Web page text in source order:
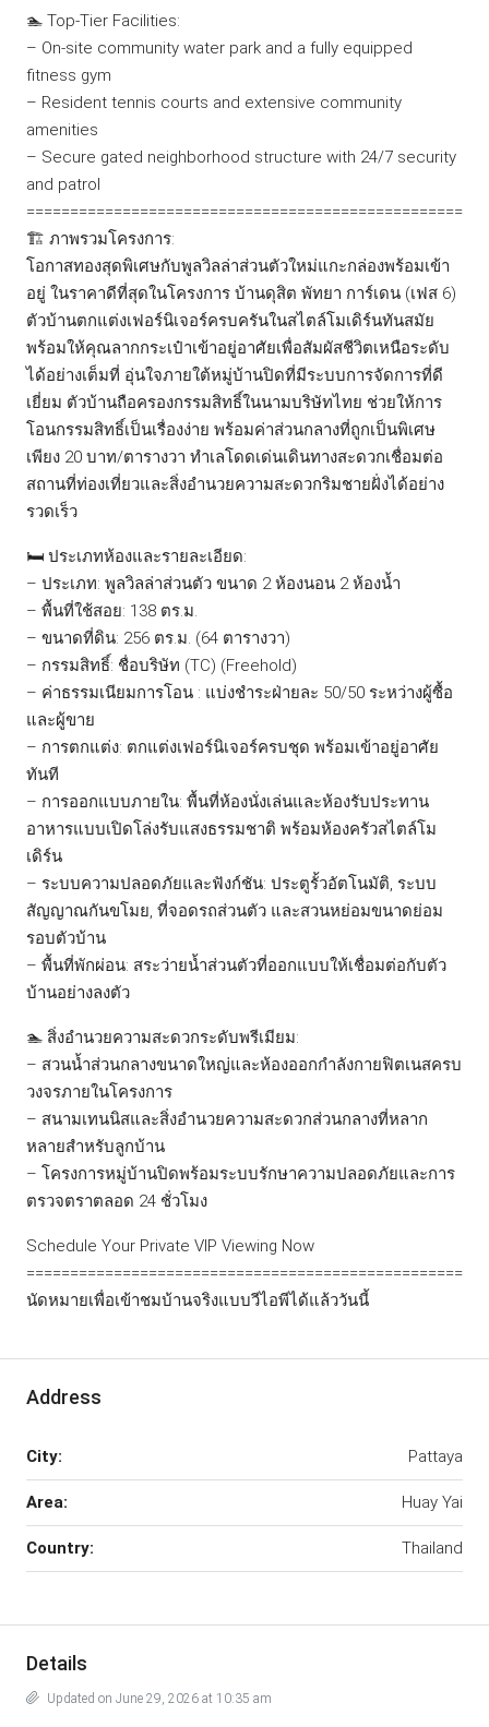
🏊 Top-Tier Facilities:
– On-site community water park and a fully equipped
fitness gym
– Resident tennis courts and extensive community
amenities
– Secure gated neighborhood structure with 24/7 security
and patrol
==================================================
🏗️ ภาพรวมโครงการ:
โอกาสทองสุดพิเศษกับพูลวิลล่าส่วนตัวใหม่แกะกล่องพร้อมเข้า
อยู่ ในราคาดีที่สุดในโครงการ บ้านดุสิต พัทยา การ์เดน (เฟส 6)
ตัวบ้านตกแต่งเฟอร์นิเจอร์ครบครันในสไตล์โมเดิร์นทันสมัย
พร้อมให้คุณลากกระเป๋าเข้าอยู่อาศัยเพื่อสัมผัสชีวิตเหนือระดับ
ได้อย่างเต็มที่ อุ่นใจภายใต้หมู่บ้านปิดที่มีระบบการจัดการที่ดี
เยี่ยม ตัวบ้านถือครองกรรมสิทธิ์ในนามบริษัทไทย ช่วยให้การ
โอนกรรมสิทธิ์เป็นเรื่องง่าย พร้อมค่าส่วนกลางที่ถูกเป็นพิเศษ
เพียง 20 บาท/ตารางวา ทำเลโดดเด่นเดินทางสะดวกเชื่อมต่อ
สถานที่ท่องเที่ยวและสิ่งอำนวยความสะดวกริมชายฝั่งได้อย่าง
รวดเร็ว
🛏️ ประเภทห้องและรายละเอียด:
– ประเภท: พูลวิลล่าส่วนตัว ขนาด 2 ห้องนอน 2 ห้องน้ำ
– พื้นที่ใช้สอย: 138 ตร.ม.
– ขนาดที่ดิน: 256 ตร.ม. (64 ตารางวา)
– กรรมสิทธิ์: ชื่อบริษัท (TC) (Freehold)
– ค่าธรรมเนียมการโอน : แบ่งชำระฝ่ายละ 50/50 ระหว่างผู้ซื้อ
และผู้ขาย
– การตกแต่ง: ตกแต่งเฟอร์นิเจอร์ครบชุด พร้อมเข้าอยู่อาศัย
ทันที
– การออกแบบภายใน: พื้นที่ห้องนั่งเล่นและห้องรับประทาน
อาหารแบบเปิดโล่งรับแสงธรรมชาติ พร้อมห้องครัวสไตล์โม
เดิร์น
– ระบบความปลอดภัยและฟังก์ชัน: ประตูรั้วอัตโนมัติ, ระบบ
สัญญาณกันขโมย, ที่จอดรถส่วนตัว และสวนหย่อมขนาดย่อม
รอบตัวบ้าน
– พื้นที่พักผ่อน: สระว่ายน้ำส่วนตัวที่ออกแบบให้เชื่อมต่อกับตัว
บ้านอย่างลงตัว
🏊 สิ่งอำนวยความสะดวกระดับพรีเมียม:
– สวนน้ำส่วนกลางขนาดใหญ่และห้องออกกำลังกายฟิตเนสครบ
วงจรภายในโครงการ
– สนามเทนนิสและสิ่งอำนวยความสะดวกส่วนกลางที่หลาก
หลายสำหรับลูกบ้าน
– โครงการหมู่บ้านปิดพร้อมระบบรักษาความปลอดภัยและการ
ตรวจตราตลอด 24 ชั่วโมง
Schedule Your Private VIP Viewing Now
==================================================
นัดหมายเพื่อเข้าชมบ้านจริงแบบวีไอพีได้แล้ววันนี้
Address
City: Pattaya
Area: Huay Yai
Country: Thailand
Details
Updated on June 29, 2026 at 10:35 am